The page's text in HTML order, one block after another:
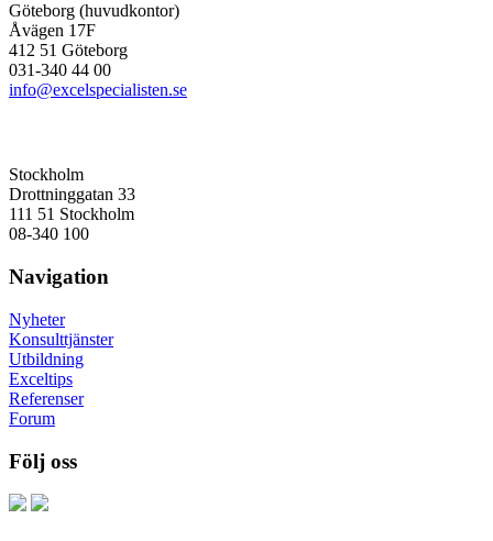
Göteborg (huvudkontor)
Åvägen 17F
412 51 Göteborg
031-340 44 00
info@excelspecialisten.se
Stockholm
Drottninggatan 33
111 51 Stockholm
08-340 100
Navigation
Nyheter
Konsulttjänster
Utbildning
Exceltips
Referenser
Forum
Följ oss